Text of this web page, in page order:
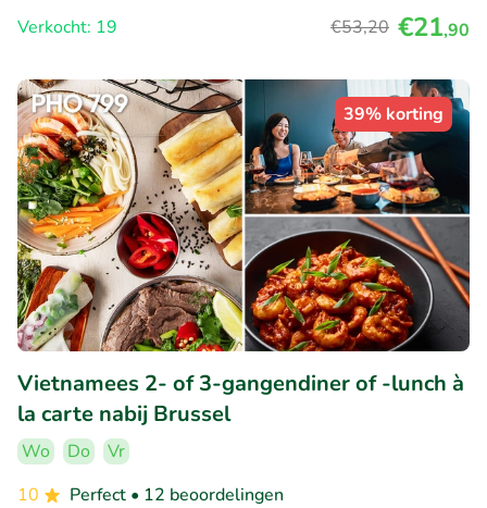
Verkocht: 19
€53,20 €21,90
39% korting
Vietnamees 2- of 3-gangendiner of -lunch à
la carte nabij Brussel
Wo Do
Vr
10
Perfect • 12 beoordelingen